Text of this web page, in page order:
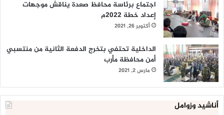
اجتماع برئاسة محافظ صعدة يناقش موجهات
إعداد خطة 2022م
أكتوبر 26, 2021
الداخلية تحتفي بتخرج الدفعة الثانية من منتسبي
أمن محافظة مأرب
مارس 2, 2021
أناشيد وزوامل